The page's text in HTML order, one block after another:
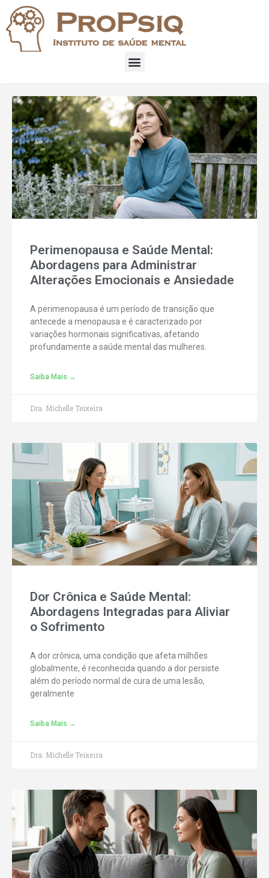
Perimenopausa e Saúde Mental:
Abordagens para Administrar
Alterações Emocionais e Ansiedade
A perimenopausa é um período de transição que
antecede a menopausa e é caracterizado por
variações hormonais significativas, afetando
profundamente a saúde mental das mulheres.
Saiba Mais →
Dra. Michelle Teixeira
Dor Crônica e Saúde Mental:
Abordagens Integradas para Aliviar
o Sofrimento
A dor crônica, uma condição que afeta milhões
globalmente, é reconhecida quando a dor persiste
além do período normal de cura de uma lesão,
geralmente
Saiba Mais →
Dra. Michelle Teixeira